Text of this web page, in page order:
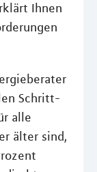
Ihnen
Schritt-
alle
älter sind,